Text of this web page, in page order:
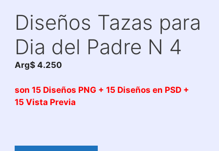
Diseños Tazas para
Dia del Padre N 4
Arg$ 4.250
son 15 Diseños PNG + 15 Diseños en PSD +
15 Vista Previa